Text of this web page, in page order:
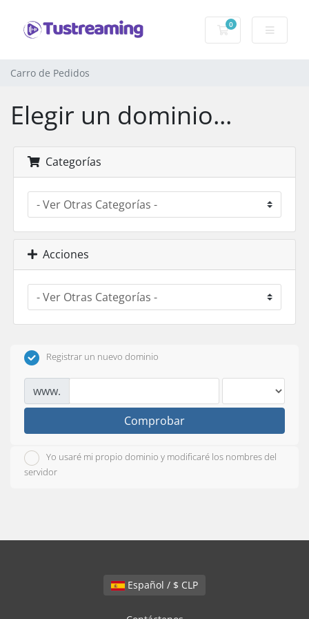
0
Carro de Pedidos
Carro de Pedidos
Elegir un dominio...
Categorías
Acciones
Registrar un nuevo dominio
www.
Comprobar
Yo usaré mi propio dominio y modificaré los nombres del
servidor
Español / $ CLP